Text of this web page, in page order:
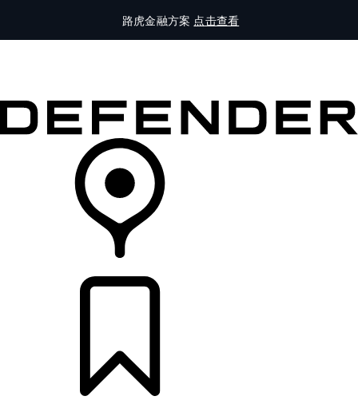
路虎金融方案 点击查看